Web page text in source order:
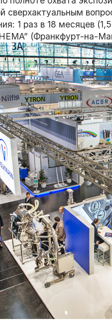
сверхактуальным
1 раз в 18 месяцев
(Франкфурт-на-